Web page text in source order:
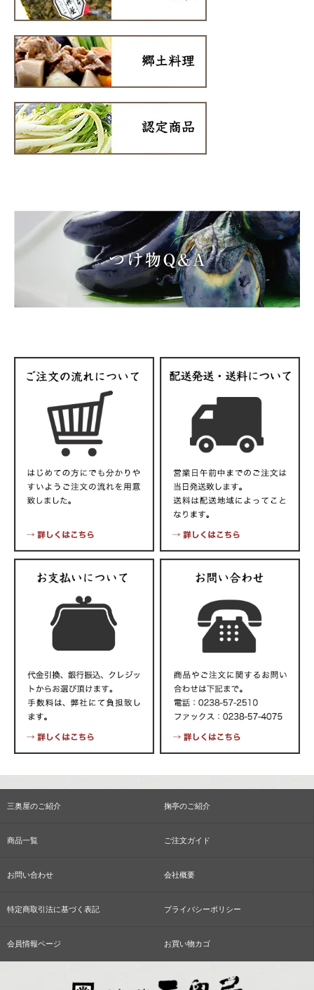
三奥屋のご紹介 掬亭のご紹介
商品一覧 ご注文ガイド
お問い合わせ 会社概要
特定商取引法に基づく表記 プライバシーポリシー
会員情報ページ お買い物カゴ